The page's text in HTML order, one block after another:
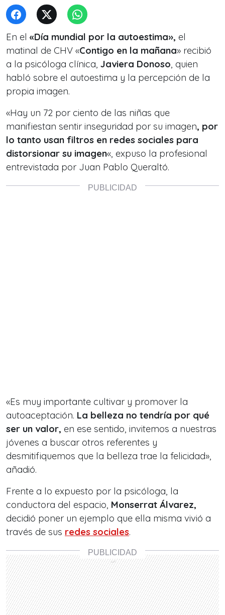
En el «Día mundial por la autoestima», el
matinal de CHV «Contigo en la mañana» recibió
a la psicóloga clínica, Javiera Donoso, quien
habló sobre el autoestima y la percepción de la
propia imagen.
«Hay un 72 por ciento de las niñas que
manifiestan sentir inseguridad por su imagen, por
lo tanto usan filtros en redes sociales para
distorsionar su imagen«, expuso la profesional
entrevistada por Juan Pablo Queraltó.
«Es muy importante cultivar y promover la
autoaceptación. La belleza no tendría por qué
ser un valor, en ese sentido, invitemos a nuestras
jóvenes a buscar otros referentes y
desmitifiquemos que la belleza trae la felicidad»,
añadió.
Frente a lo expuesto por la psicóloga, la
conductora del espacio, Monserrat Álvarez,
decidió poner un ejemplo que ella misma vivió a
través de sus redes sociales.